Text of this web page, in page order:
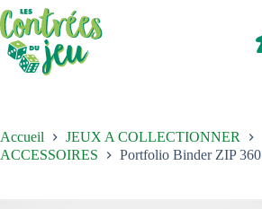
Passer
au
contenu
Accueil
JEUX A COLLECTIONNER
ACCESSOIRES
Portfolio Binder ZIP 360